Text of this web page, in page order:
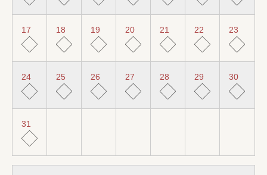
17 18 19 20 21 22 23
24 25 26 27 28 29 30
31